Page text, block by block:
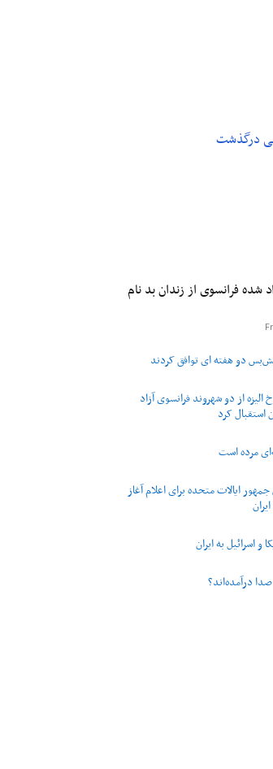
شده فرانسوی از زندان ‌بد نام
دو هفته‌ ای توافق کردند
الیزه از دو شهروند فرانسوی آزاد
استقبال کرد
مرده است
ایالات متحده برای اعلام آغاز
اسرائیل به ایران
درآمده‌اند؟